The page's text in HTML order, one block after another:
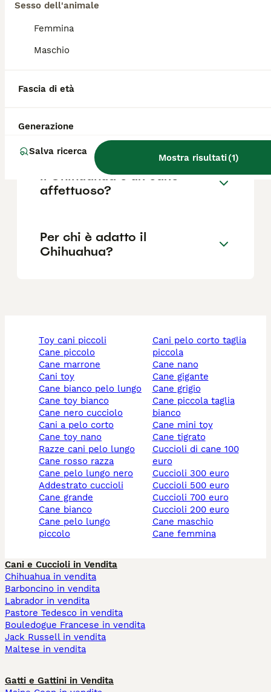
Sesso dell'animale
Femmina
Maschio
Fascia di età
Generazione
Salva ricerca
Mostra risultati(1)
come il pedigree, la reputazione
dell'allevatore e la posizione.
Chihuahua?
Il Chihuahua è aggressivo?
Il Chihuahua è un cane
affettuoso?
Per chi è adatto il
Chihuahua?
toy cani piccoli
cane piccolo
cane marrone
cani toy
cane bianco pelo lungo
cane toy bianco
cane nero cucciolo
cani a pelo corto
cane toy nano
razze cani pelo lungo
cane rosso razza
cane pelo lungo nero
addestrato cuccioli
cane grande
cane bianco
cane pelo lungo
piccolo
cani pelo corto taglia
piccola
cane nano
cane gigante
cane grigio
cane piccola taglia
bianco
cane mini toy
cane tigrato
cuccioli di cane 100
euro
cuccioli 300 euro
cuccioli 500 euro
cuccioli 700 euro
cuccioli 200 euro
cane maschio
cane femmina
Cani e Cuccioli in Vendita
Chihuahua in vendita
Barboncino in vendita
Labrador in vendita
Pastore Tedesco in vendita
Bouledogue Francese in vendita
Jack Russell in vendita
Maltese in vendita
Gatti e Gattini in Vendita